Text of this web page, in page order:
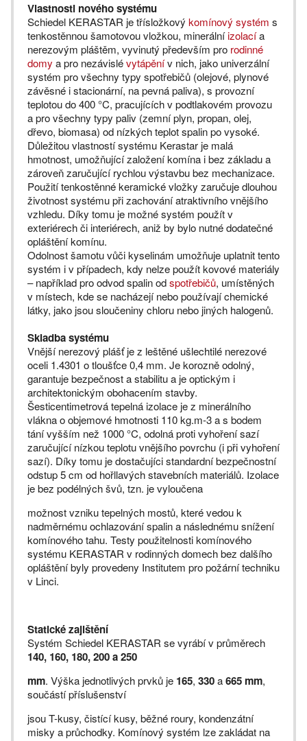
Vlastnosti nového systému
Schiedel KERASTAR je třísložkový komínový systém s
tenkostěnnou šamotovou vložkou, minerálníizolacía
nerezovým pláštěm, vyvinutý především pro rodinné
domy a pro nezávislévytápěnív nich, jako univerzální
systém pro všechny typy spotřebičů (olejové, plynové
závěsné i stacionární, na pevná paliva), s provozní
teplotou do 400 °C, pracujících v podtlakovém provozu
a pro všechny typy paliv (zemní plyn, propan, olej,
dřevo, biomasa) od nízkých teplot spalin po vysoké.
Důležitou vlastností systému Kerastar je malá
hmotnost, umožňující založení komína i bez základu a
zároveň zaručující rychlou výstavbu bez mechanizace.
Použití tenkostěnné keramické vložky zaručuje dlouhou
životnost systému při zachování atraktivního vnějšího
vzhledu. Díky tomu je možné systém použít v
exteriérech či interiérech, aniž by bylo nutné dodatečné
opláštění komínu.
Odolnost šamotu vůči kyselinám umožňuje uplatnit tento
systém i v případech, kdy nelze použít kovové materiály
– například pro odvod spalin odspotřebičů, umístěných
v místech, kde se nacházejí nebo používají chemické
látky, jako jsou sloučeniny chloru nebo jiných halogenů.
Skladba systému
Vnější nerezový plášť je z leštěné ušlechtilé nerezové
oceli 1.4301 o tloušťce 0,4 mm. Je korozně odolný,
garantuje bezpečnost a stabilitu a je optickým i
architektonickým obohacením stavby.
Šesticentimetrová tepelná izolace je z minerálního
vlákna o objemové hmotnosti 110 kg.m-3 a s bodem
tání vyšším než 1000 °C, odolná proti vyhoření sazí
zaručující nízkou teplotu vnějšího povrchu (i při vyhoření
sazí). Díky tomu je dostačujíci standardní bezpečnostní
odstup 5 cm od hořllavých stavebních materiálů. Izolace
je bez podélných švů, tzn. je vyloučena
možnost vzniku tepelných mostů, které vedou k
nadměrnému ochlazování spalin a následnému snížení
komínového tahu. Testy použitelnosti komínového
systému KERASTAR v rodinných domech bez dalšího
opláštění byly provedeny Institutem pro požární techniku
v Linci.
Statické zajištění
Systém Schiedel KERASTAR se vyrábí v průměrech
140, 160, 180, 200 a 250
mm. Výška jednotlivých prvků je 165, 330a665 mm,
součástí příslušenství
jsou T-kusy, čistící kusy, běžné roury, kondenzátní
misky a průchodky. Komínový systém lze zakládat na